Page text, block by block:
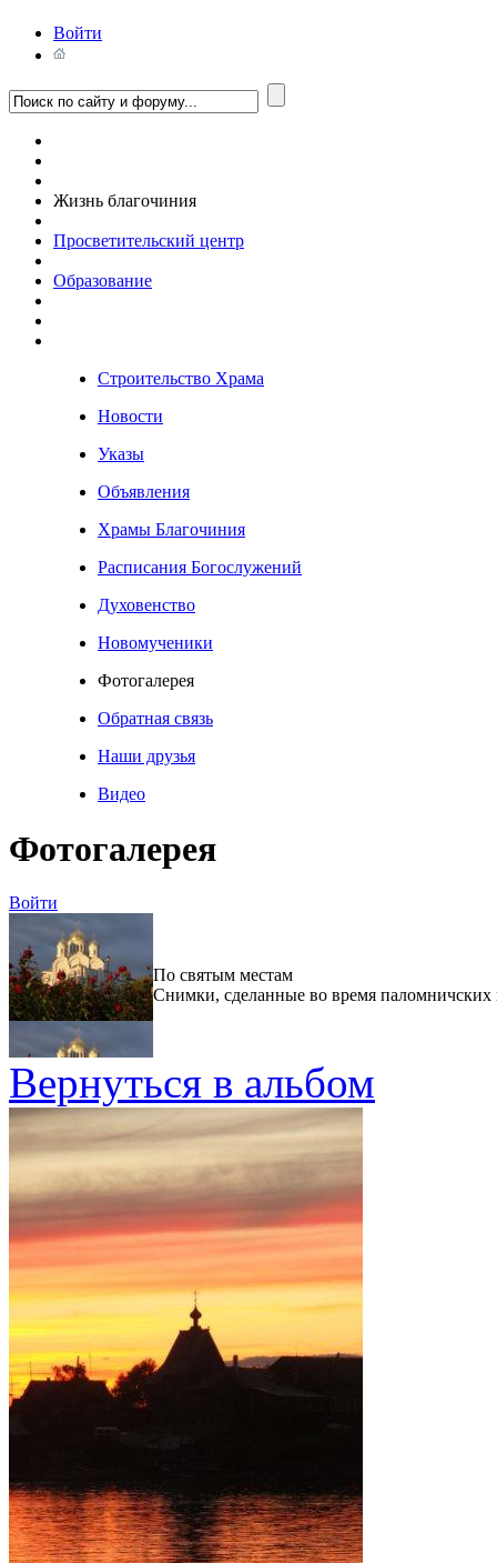
Войти
Жизнь благочиния
Просветительский центр
Образование
Строительство Храма
Новости
Указы
Объявления
Храмы Благочиния
Расписания Богослужений
Духовенство
Новомученики
Фотогалерея
Обратная связь
Наши друзья
Видео
Фотогалерея
Войти
По святым местам
Снимки, сделанные во время паломничских
Вернуться в альбом